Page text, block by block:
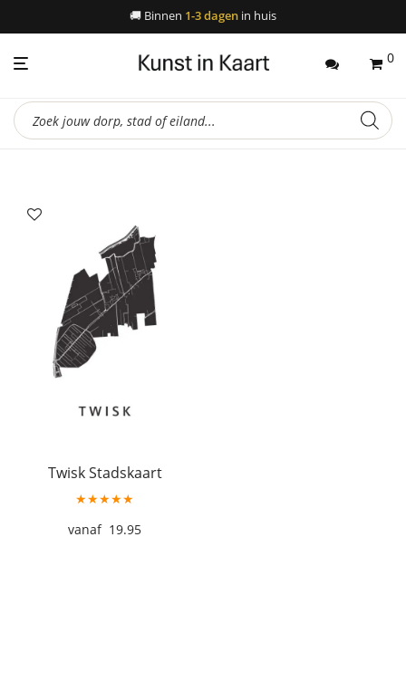
🚚 Binnen 1-3 dagen in huis
0
Producten
zoeken
Twisk Stadskaart
★★★★★
19.95